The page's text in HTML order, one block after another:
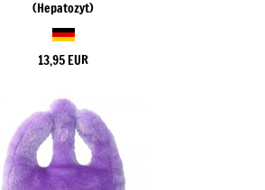
(Hepatozyt)
13,95 EUR